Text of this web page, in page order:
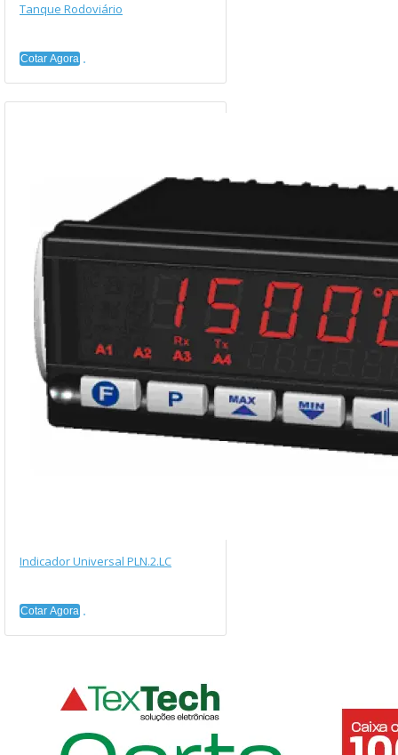
Tanque Rodoviário
Cotar Agora
Indicador Universal PLN.2.LC
Cotar Agora